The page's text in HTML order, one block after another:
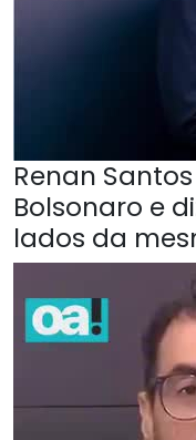
Renan
Bolsonaro e
lados da